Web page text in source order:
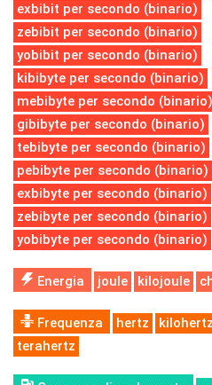
exbibit per secondo (binario)
zebibit per secondo (binario)
yobibit per secondo (binario)
kibibyte per secondo (binario)
mebibyte per secondo (binario)
gibibyte per secondo (binario)
tebibyte per secondo (binario)
pebibyte per secondo (binario)
exbibyte per secondo (binario)
zebibyte per secondo (binario)
yobibyte per secondo (binario)
Energia joule kilojoule
Frequenza hertz kilohertz
terahertz